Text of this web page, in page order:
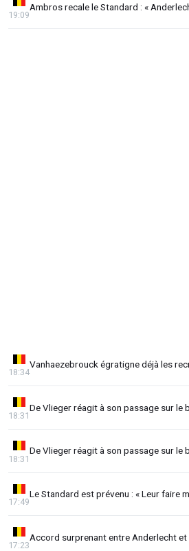
Ambros recale le Standard : «
19:09
Vanhaezebrouck égratigne déjà les
18:34
De Vlieger réagit à son passage sur le
18:31
De Vlieger réagit à son passage sur le
18:31
Le Standard est prévenu : « Leur faire
17:49
Accord surprenant entre Anderlecht et
17:23